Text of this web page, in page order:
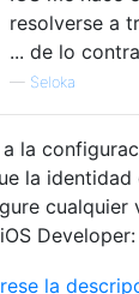
resolverse a
... de lo
— Seloka
a la
la
cualquier
Developer: